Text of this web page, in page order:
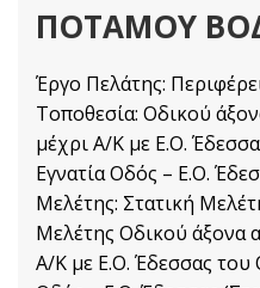
ΠΟΤΑΜΟΥ
Έργο Πελάτης:
Τοποθεσία: Οδικού
μέχρι Α/Κ με Ε.Ο.
Εγνατία Οδός – Ε.Ο.
Μελέτης: Στατική
Mελέτης Οδικού
Α/Κ με Ε.Ο. Έδεσσας του